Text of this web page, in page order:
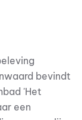
bevindt
'Het
een